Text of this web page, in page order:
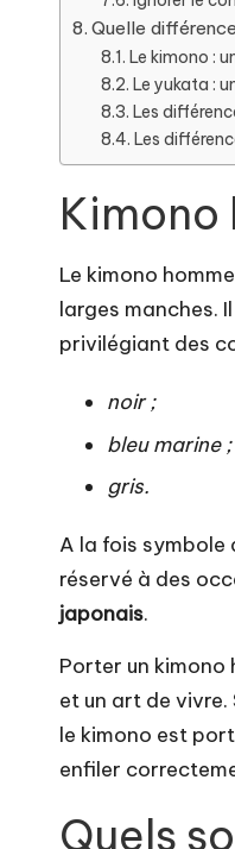
Quelle
Le kimono :
Le yukata :
Les
Les
Le kimono
larges manches.
privilégiant des
noir ;
bleu marine
gris.
A la fois symbole
réservé à des
japonais.
Porter un kimono
et un art de
le kimono est
enfiler
Quels